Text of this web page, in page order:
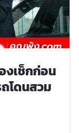
งเช็กก่อน
โดนสวม